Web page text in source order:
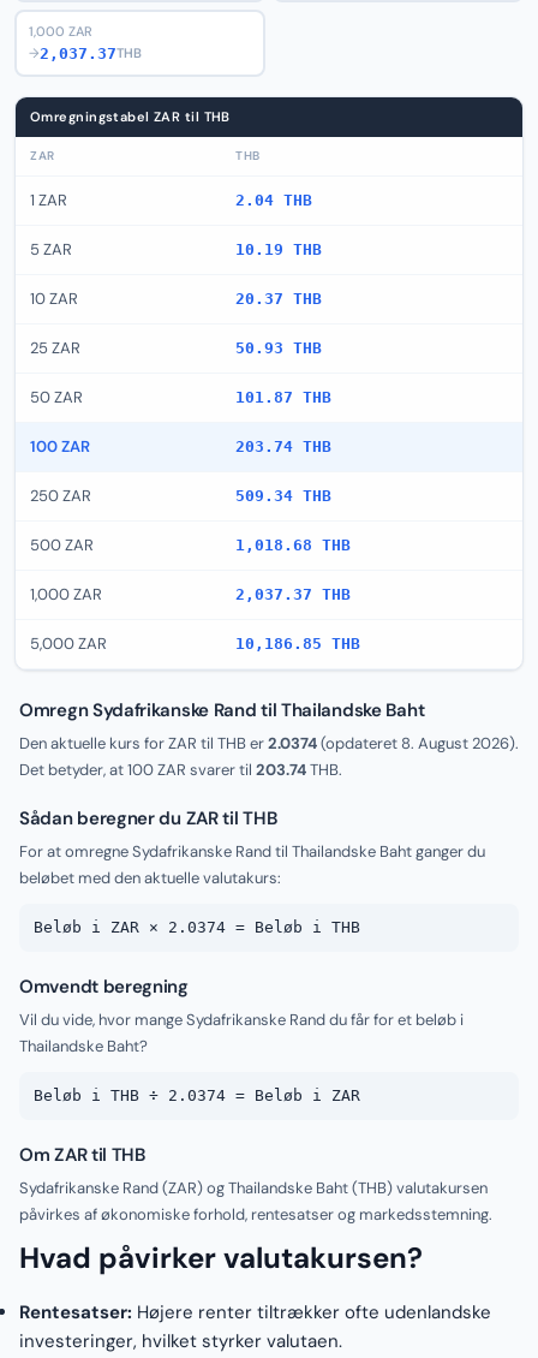
1,000 ZAR
→2,037.37THB
Omregningstabel ZAR til THB
ZAR THB
1 ZAR 2.04 THB
5 ZAR 10.19 THB
10 ZAR 20.37 THB
25 ZAR 50.93 THB
50 ZAR 101.87 THB
100 ZAR 203.74 THB
250 ZAR 509.34 THB
500 ZAR 1,018.68 THB
1,000 ZAR 2,037.37 THB
5,000 ZAR 10,186.85 THB
Omregn Sydafrikanske Rand til Thailandske Baht
Den aktuelle kurs for ZAR til THB er2.0374(opdateret 8. August 2026).
Det betyder, at 100 ZAR svarer til 203.74THB.
Sådan beregner du ZAR til THB
For at omregne Sydafrikanske Rand til Thailandske Baht ganger du
beløbet med den aktuelle valutakurs:
Beløb i ZAR × 2.0374 = Beløb i THB
Omvendt beregning
Vil du vide, hvor mange Sydafrikanske Rand du får for et beløb i
Thailandske Baht?
Beløb i THB ÷ 2.0374 = Beløb i ZAR
Om ZAR til THB
Sydafrikanske Rand (ZAR) og Thailandske Baht (THB) valutakursen
påvirkes af økonomiske forhold, rentesatser og markedsstemning.
Hvad påvirker valutakursen?
Rentesatser: Højere renter tiltrækker ofte udenlandske
investeringer, hvilket styrker valutaen.